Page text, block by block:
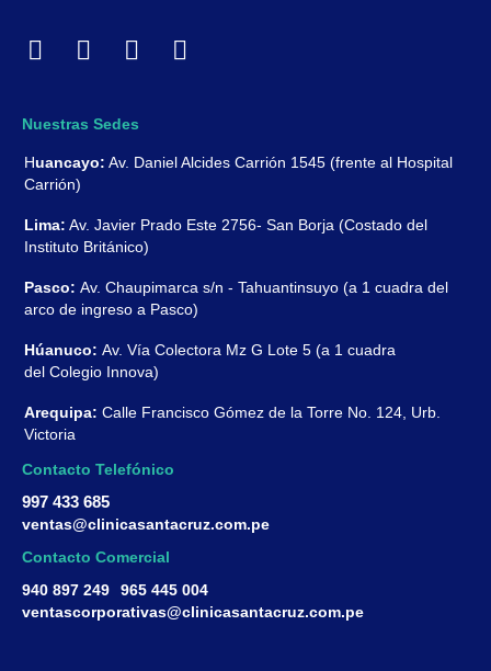
Nuestras Sedes
Huancayo: Av. Daniel Alcides Carrión 1545 (frente al Hospital
Carrión)
Lima: Av. Javier Prado Este 2756- San Borja (Costado del
Instituto Británico)
Pasco: Av. Chaupimarca s/n - Tahuantinsuyo (a 1 cuadra del
arco de ingreso a Pasco)
Húanuco: Av. Vía Colectora Mz G Lote 5 (a 1 cuadra
del Colegio Innova)
Arequipa: Calle Francisco Gómez de la Torre No. 124, Urb.
Victoria
Contacto Telefónico
997 433 685
ventas@clinicasantacruz.com.pe
Contacto Comercial
940 897 249
965 445 004
ventascorporativas@clinicasantacruz.com.pe